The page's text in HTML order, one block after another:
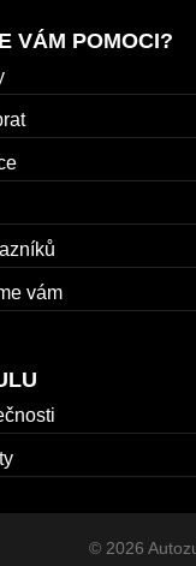
VÁM POMOCI?
vám
© 2026